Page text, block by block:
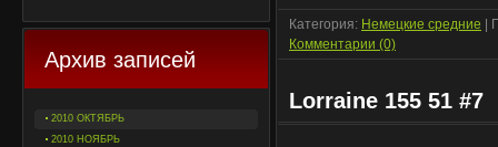
Архив записей
2010 ОКТЯБРЬ
2010 НОЯБРЬ
Категория: Немецкие средние |
Комментарии (0)
Lorraine 155 51 #7